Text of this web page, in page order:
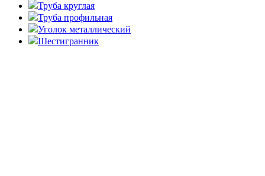
Труба круглая
Труба профильная
Уголок металлический
Шестигранник